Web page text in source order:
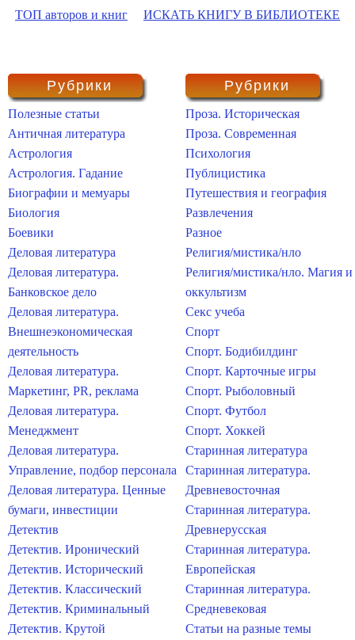
ТОП авторов и книг ИСКАТЬ КНИГУ В БИБЛИОТЕКЕ
Рубрики
Полезные статьи
Античная литература
Астрология
Астрология. Гадание
Биографии и мемуары
Биология
Боевики
Деловая литература
Деловая литература.
Банковское дело
Деловая литература.
Внешнеэкономическая
деятельность
Деловая литература.
Маркетинг, PR, реклама
Деловая литература.
Менеджмент
Деловая литература.
Управление, подбор персонала
Деловая литература. Ценные
бумаги, инвестиции
Детектив
Детектив. Иронический
Детектив. Исторический
Детектив. Классический
Детектив. Криминальный
Детектив. Крутой
Рубрики
Проза. Историческая
Проза. Современная
Психология
Публицистика
Путешествия и география
Развлечения
Разное
Религия/мистика/нло
Религия/мистика/нло. Магия и
оккультизм
Секс учеба
Спорт
Спорт. Бодибилдинг
Спорт. Карточные игры
Спорт. Рыболовный
Спорт. Футбол
Спорт. Хоккей
Старинная литература
Старинная литература.
Древневосточная
Старинная литература.
Древнерусская
Старинная литература.
Европейская
Старинная литература.
Средневековая
Статьи на разные темы